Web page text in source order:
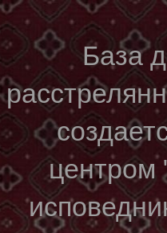
База
центром